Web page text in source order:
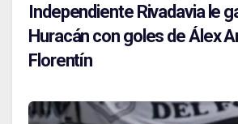
Independiente Rivadavia le
Huracán con goles de Álex
Florentín